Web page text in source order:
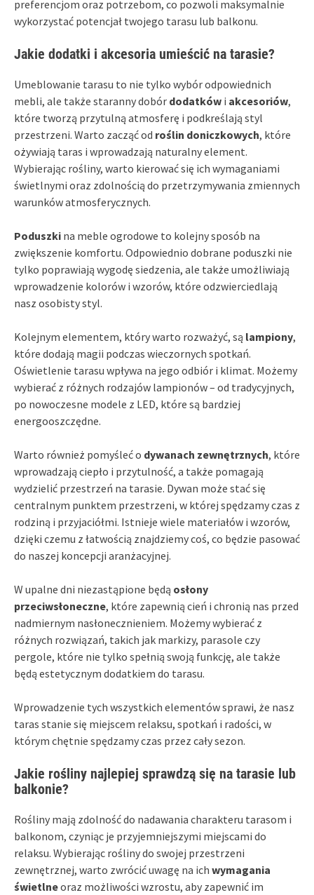
preferencjom oraz potrzebom, co pozwoli maksymalnie
wykorzystać potencjał twojego tarasu lub balkonu.
Jakie dodatki i akcesoria umieścić na tarasie?
Umeblowanie tarasu to nie tylko wybór odpowiednich
mebli, ale także staranny dobór dodatków i akcesoriów,
które tworzą przytulną atmosferę i podkreślają styl
przestrzeni. Warto zacząć od roślin doniczkowych, które
ożywiają taras i wprowadzają naturalny element.
Wybierając rośliny, warto kierować się ich wymaganiami
świetlnymi oraz zdolnością do przetrzymywania zmiennych
warunków atmosferycznych.
Poduszki na meble ogrodowe to kolejny sposób na
zwiększenie komfortu. Odpowiednio dobrane poduszki nie
tylko poprawiają wygodę siedzenia, ale także umożliwiają
wprowadzenie kolorów i wzorów, które odzwierciedlają
nasz osobisty styl.
Kolejnym elementem, który warto rozważyć, są lampiony,
które dodają magii podczas wieczornych spotkań.
Oświetlenie tarasu wpływa na jego odbiór i klimat. Możemy
wybierać z różnych rodzajów lampionów – od tradycyjnych,
po nowoczesne modele z LED, które są bardziej
energooszczędne.
Warto również pomyśleć o dywanach zewnętrznych, które
wprowadzają ciepło i przytulność, a także pomagają
wydzielić przestrzeń na tarasie. Dywan może stać się
centralnym punktem przestrzeni, w której spędzamy czas z
rodziną i przyjaciółmi. Istnieje wiele materiałów i wzorów,
dzięki czemu z łatwością znajdziemy coś, co będzie pasować
do naszej koncepcji aranżacyjnej.
W upalne dni niezastąpione będą osłony
przeciwsłoneczne, które zapewnią cień i chronią nas przed
nadmiernym nasłonecznieniem. Możemy wybierać z
różnych rozwiązań, takich jak markizy, parasole czy
pergole, które nie tylko spełnią swoją funkcję, ale także
będą estetycznym dodatkiem do tarasu.
Wprowadzenie tych wszystkich elementów sprawi, że nasz
taras stanie się miejscem relaksu, spotkań i radości, w
którym chętnie spędzamy czas przez cały sezon.
Jakie rośliny najlepiej sprawdzą się na tarasie lub
balkonie?
Rośliny mają zdolność do nadawania charakteru tarasom i
balkonom, czyniąc je przyjemniejszymi miejscami do
relaksu. Wybierając rośliny do swojej przestrzeni
zewnętrznej, warto zwrócić uwagę na ich wymagania
świetlneoraz możliwości wzrostu, aby zapewnić im